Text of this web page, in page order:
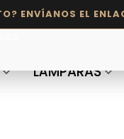
LÁMPARAS